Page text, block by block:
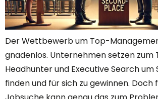
Der Wettbewerb um Top-
gnadenlos. Unternehmen setzen zum
Headhunter und Executive Search
finden und für sich zu gewinnen. Doch